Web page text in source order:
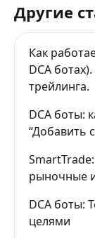
Другие
Как
DCA
трейлинга.
DCA боты:
“Добавить
рыночные
DCA боты:
целями